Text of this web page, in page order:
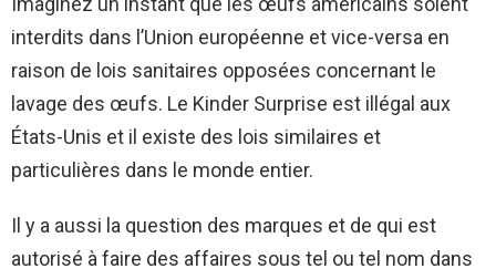
interdits dans l’Union européenne et vice-versa en
raison de lois sanitaires opposées concernant le
lavage des œufs. Le Kinder Surprise est illégal aux
États-Unis et il existe des lois similaires et
particulières dans le monde entier.
Il y a aussi la question des marques et de qui est
autorisé à faire des affaires sous tel ou tel nom dans